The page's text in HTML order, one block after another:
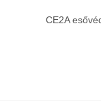
CE2A